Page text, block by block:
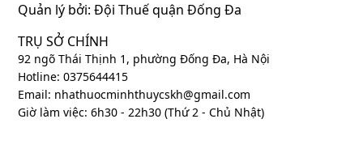
Quản lý bởi: Đội Thuế quận Đống Đa
TRỤ SỞ CHÍNH
92 ngõ Thái Thịnh 1, phường Đống Đa, Hà Nội
Hotline: 0375644415
Email: nhathuocminhthuycskh@gmail.com
Giờ làm việc: 6h30 - 22h30 (Thứ 2 - Chủ Nhật)